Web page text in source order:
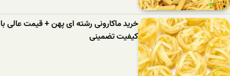
خرید ماکارونی رشته ای پهن + قیمت عالی با
کیفیت تضمینی